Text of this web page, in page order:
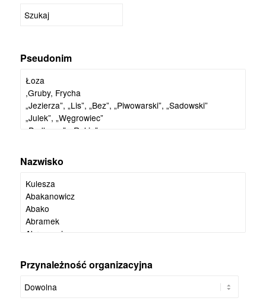
Pseudonim
Nazwisko
Przynależność organizacyjna